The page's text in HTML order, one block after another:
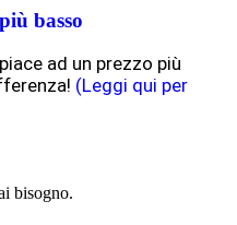
basso
ad un prezzo più
(Leggi qui per
bisogno.